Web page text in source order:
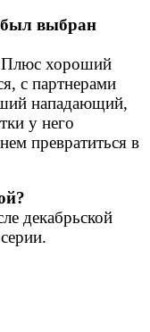
был выбран
Плюс хороший
с партнерами
нападающий,
у него
превратиться в
декабрьской